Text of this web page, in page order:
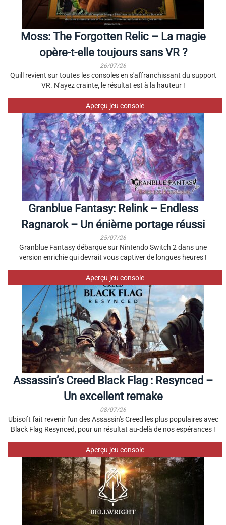
Moss: The Forgotten Relic – La magie
opère-t-elle toujours sans VR ?
26/07/26
Quill revient sur toutes les consoles en s'affranchissant du support
VR. N'ayez crainte, le résultat est à la hauteur !
Aperçu jeu console
Granblue Fantasy: Relink – Endless
Ragnarok – Un énième portage réussi
25/07/26
Granblue Fantasy débarque sur Nintendo Switch 2 dans une
version enrichie qui devrait vous captiver de longues heures !
Aperçu jeu console
Assassin’s Creed Black Flag : Resynced –
Un excellent remake
08/07/26
Ubisoft fait revenir l'un des Assassin's Creed les plus populaires avec
Black Flag Resynced, pour un résultat au-delà de nos espérances !
Aperçu jeu console